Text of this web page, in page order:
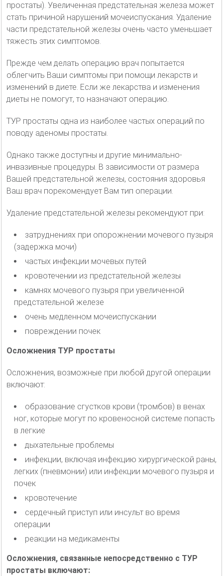
простаты). Увеличенная предстательная железа может
стать причиной нарушений мочеиспускания. Удаление
части предстательной железы очень часто уменьшает
тяжесть этих симптомов.
Прежде чем делать операцию врач попытается
облегчить Ваши симптомы при помощи лекарств и
изменений в диете. Если же лекарства и изменения
диеты не помогут, то назначают операцию.
ТУР простаты одна из наиболее частых операций по
поводу аденомы простаты.
Однако также доступны и другие минимально-
инвазивные процедуры. В зависимости от размера
Вашей предстательной железы, состояния здоровья
Ваш врач порекомендует Вам тип операции.
Удаление предстательной железы рекомендуют при:
затруднениях при опорожнении мочевого пузыря
(задержка мочи)
частых инфекции мочевых путей
кровотечении из предстательной железы
камнях мочевого пузыря при увеличенной
предстательной железе
очень медленном мочеиспускании
повреждении почек
Осложнения ТУР простаты
Осложнения, возможные при любой другой операции
включают:
образование сгустков крови (тромбов) в венах
ног, которые могут по кровеносной системе попасть
в легкие
дыхательные проблемы
инфекции, включая инфекцию хирургической раны,
легких (пневмонии) или инфекции мочевого пузыря и
почек
кровотечение
сердечный приступ или инсульт во время
операции
реакции на медикаменты
Осложнения, связанные непосредственно с ТУР
простаты включают: